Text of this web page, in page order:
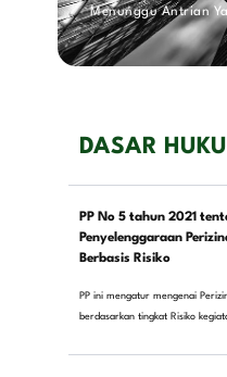
Menunggu Antrian
DASAR
PP No 5 tahun 2021
Penyelenggaraan
Berbasis Risiko
PP ini mengatur mengenai
berdasarkan tingkat Risiko